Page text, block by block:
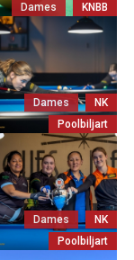
Dames
KNBB
Dames
NK
Poolbiljart
Dames
NK
Poolbiljart